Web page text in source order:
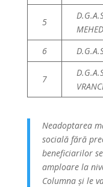
5
6
7
Neadoptarea
socială fără
beneficiarilor
amploare la
Columna și le